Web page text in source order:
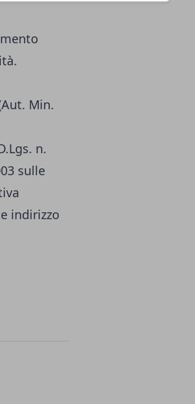
Min.
n.
sulle
indirizzo